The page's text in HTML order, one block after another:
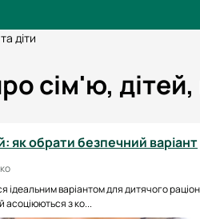
діти
сім'ю,
як обрати безпечний варіант
ідеальним варіантом для дитячого
асоціюються з ко...